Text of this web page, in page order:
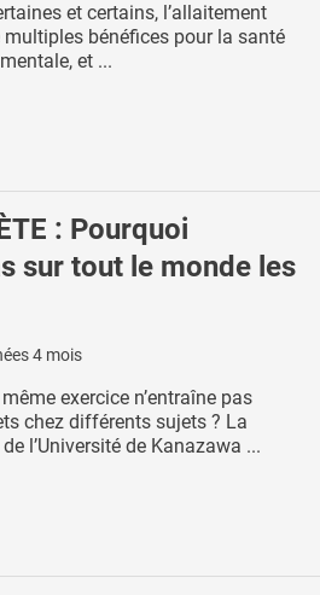
et certains, l’allaitement
multiples bénéfices pour la santé
et ...
: Pourquoi
sur tout le monde les
4 mois
exercice n’entraîne pas
chez différents sujets ? La
l’Université de Kanazawa ...